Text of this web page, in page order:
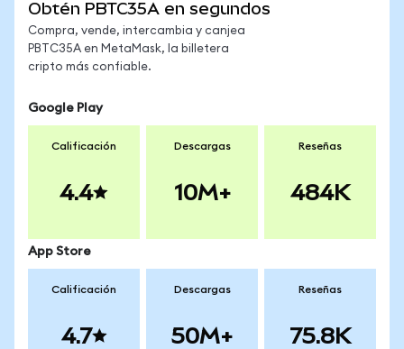
Obtén PBTC35A en segundos
Compra, vende, intercambia y canjea
PBTC35A en MetaMask, la billetera
cripto más confiable.
Google Play
Calificación
4.4
Descargas
10M+
Reseñas
484K
App Store
Calificación
4.7
Descargas
50M+
Reseñas
75.8K